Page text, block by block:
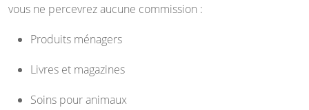
vous ne percevrez aucune commission :
Produits ménagers
Livres et magazines
Soins pour animaux